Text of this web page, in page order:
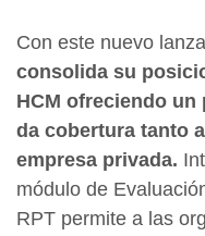
Con este nuevo
consolida su
HCM ofreciendo
da cobertura tanto
empresa privada.
módulo de
RPT permite a las